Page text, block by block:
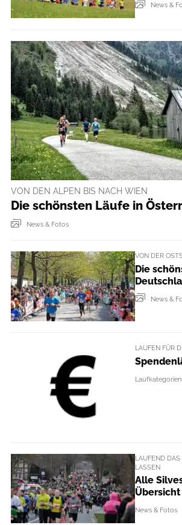
News &
VON DEN ALPEN BIS NACH WIEN
Die schönsten Läufe in
News & Fotos
VON DER
Die
News &
LAUFEN FÜR
Laufkategorien
LAUFEND
LASSEN
Alle
Übersicht
News & Fotos